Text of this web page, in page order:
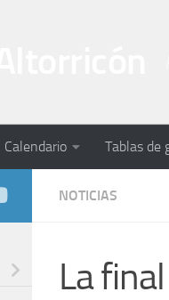
Calendario Tablas de
NOTICIAS
La